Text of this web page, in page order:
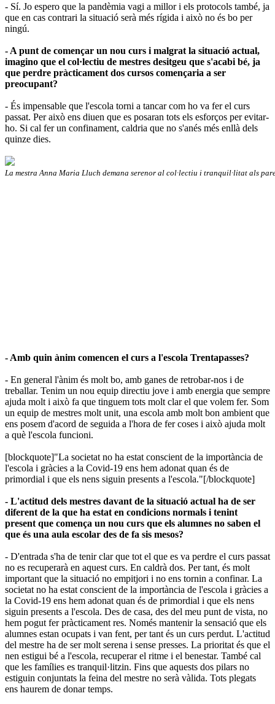
- Sí. Jo espero que la pandèmia vagi a millor i els protocols també, ja
que en cas contrari la situació serà més rígida i això no és bo per
ningú.
- A punt de començar un nou curs i malgrat la situació actual,
imagino que el col·lectiu de mestres desitgeu que s'acabi bé, ja
que perdre pràcticament dos cursos començaria a ser
preocupant?
- És impensable que l'escola torni a tancar com ho va fer el curs
passat. Per això ens diuen que es posaran tots els esforços per evitar-
ho. Si cal fer un confinament, caldria que no s'anés més enllà dels
quinze dies.
La mestra Anna Maria Lluch demana serenor al col·lectiu i tranquil·litat als
- Amb quin ànim comencen el curs a l'escola Trentapasses?
- En general l'ànim és molt bo, amb ganes de retrobar-nos i de
treballar. Tenim un nou equip directiu jove i amb energia que sempre
ajuda molt i això fa que tinguem tots molt clar el que volem fer. Som
un equip de mestres molt unit, una escola amb molt bon ambient que
ens posem d'acord de seguida a l'hora de fer coses i això ajuda molt
a què l'escola funcioni.
[blockquote]"La societat no ha estat conscient de la importància de
l'escola i gràcies a la Covid-19 ens hem adonat quan és de
primordial i que els nens siguin presents a l'escola."[/blockquote]
- L'actitud dels mestres davant de la situació actual ha de ser
diferent de la que ha estat en condicions normals i tenint
present que comença un nou curs que els alumnes no saben el
que és una aula escolar des de fa sis mesos?
- D'entrada s'ha de tenir clar que tot el que es va perdre el curs passat
no es recuperarà en aquest curs. En caldrà dos. Per tant, és molt
important que la situació no empitjori i no ens tornin a confinar. La
societat no ha estat conscient de la importància de l'escola i gràcies a
la Covid-19 ens hem adonat quan és de primordial i que els nens
siguin presents a l'escola. Des de casa, des del meu punt de vista, no
hem pogut fer pràcticament res. Només mantenir la sensació que els
alumnes estan ocupats i van fent, per tant és un curs perdut. L'actitud
del mestre ha de ser molt serena i sense presses. La prioritat és que el
nen estigui bé a l'escola, recuperar el ritme i el benestar. També cal
que les famílies es tranquil·litzin. Fins que aquests dos pilars no
estiguin conjuntats la feina del mestre no serà vàlida. Tots plegats
ens haurem de donar temps.